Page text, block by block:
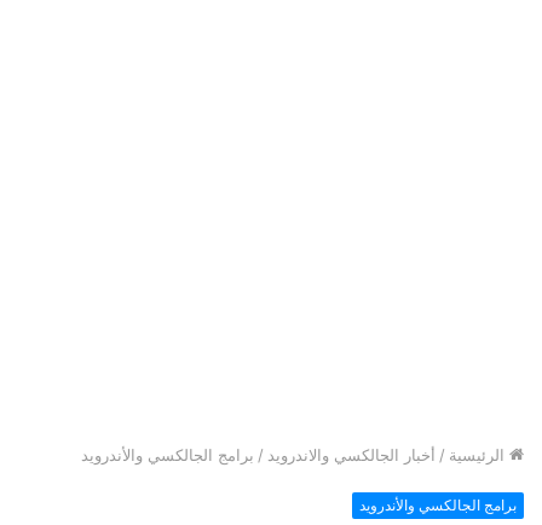
الرئيسية / أخبار الجالكسي والاندرويد / برامج الجالكسي والأندرويد
برامج الجالكسي والأندرويد